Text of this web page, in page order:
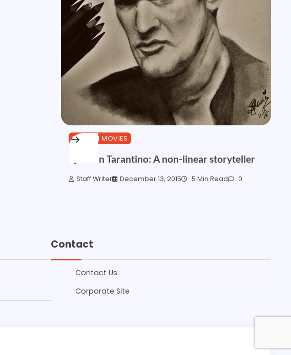
ENGLISH MOVIES
Quentin Tarantino: A non-linear storyteller
Staff Writer December 13, 2015 5 Min Read 0
Contact
Contact Us
Corporate Site